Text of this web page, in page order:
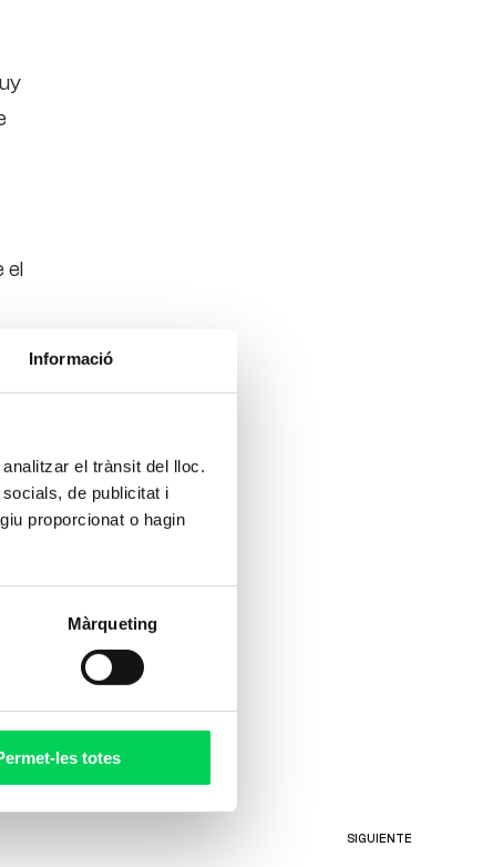
Informació
el trànsit del lloc.
de publicitat i
proporcionat o hagin
Màrqueting
les totes
el
SIGUIENTE